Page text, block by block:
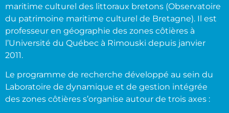
maritime culturel des littoraux bretons (Observatoire
du patrimoine maritime culturel de Bretagne). Il est
professeur en géographie des zones côtières à
l’Université du Québec à Rimouski depuis janvier
2011.
Le programme de recherche développé au sein du
Laboratoire de dynamique et de gestion intégrée
des zones côtières s’organise autour de trois axes :